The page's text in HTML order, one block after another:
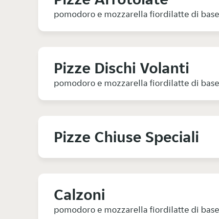
pomodoro e mozzarella fiordilatte di base
Pizze Dischi Volanti
pomodoro e mozzarella fiordilatte di base
Pizze Chiuse Speciali
Calzoni
pomodoro e mozzarella fiordilatte di base